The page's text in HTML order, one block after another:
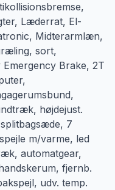
Læderrat, El-
Midterarmlæn,
sort,
Emergency Brake, 2T
højdejust.
7
m/varme, led
automatgear,
fjernb.
udv. temp.